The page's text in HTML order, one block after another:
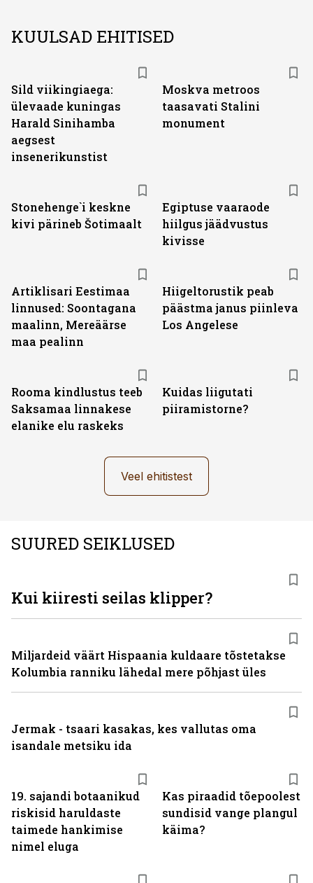
KUULSAD EHITISED
Sild viikingiaega:
ülevaade kuningas
Harald Sinihamba
aegsest
insenerikunstist
Moskva metroos
taasavati Stalini
monument
Stonehenge`i keskne
kivi pärineb Šotimaalt
Egiptuse vaaraode
hiilgus jäädvustus
kivisse
Artiklisari Eestimaa
linnused: Soontagana
maalinn, Mereäärse
maa pealinn
Hiigeltorustik peab
päästma janus piinleva
Los Angelese
Rooma kindlustus teeb
Saksamaa linnakese
elanike elu raskeks
Kuidas liigutati
piiramistorne?
Veel ehitistest
SUURED SEIKLUSED
19. sajandi botaanikud
riskisid haruldaste
taimede hankimise
nimel eluga
Kas piraadid tõepoolest
sundisid vange plangul
käima?
Kui kiiresti seilas klipper?
Miljardeid väärt Hispaania kuldaare tõstetakse
Kolumbia ranniku lähedal mere põhjast üles
Jermak - tsaari kasakas, kes vallutas oma
isandale metsiku ida